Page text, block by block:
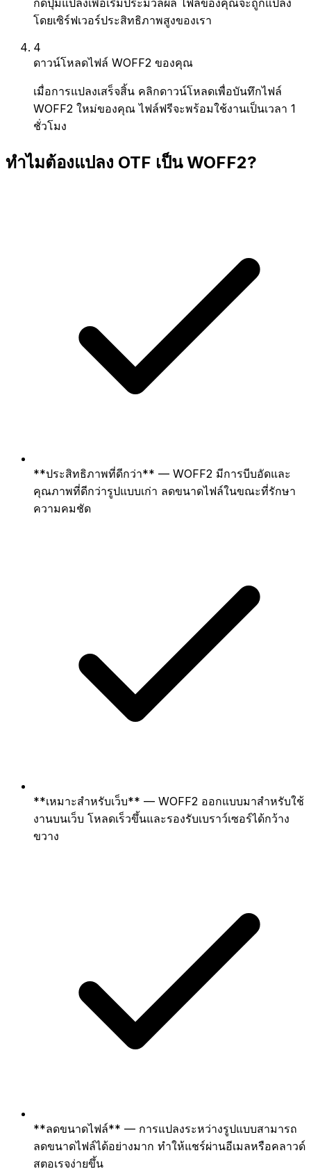
โดยเซิร์ฟเวอร์ประสิทธิภาพสูงของเรา
4
ดาวน์โหลดไฟล์ WOFF2 ของคุณ
เมื่อการแปลงเสร็จสิ้น คลิกดาวน์โหลดเพื่อบันทึกไฟล์
WOFF2 ใหม่ของคุณ ไฟล์ฟรีจะพร้อมใช้งานเป็นเวลา 1
ชั่วโมง
ทำไมต้องแปลง OTF เป็น WOFF2?
**ประสิทธิภาพที่ดีกว่า** — WOFF2 มีการบีบอัดและ
คุณภาพที่ดีกว่ารูปแบบเก่า ลดขนาดไฟล์ในขณะที่รักษา
ความคมชัด
**เหมาะสำหรับเว็บ** — WOFF2 ออกแบบมาสำหรับใช้
งานบนเว็บ โหลดเร็วขึ้นและรองรับเบราว์เซอร์ได้กว้าง
ขวาง
**ลดขนาดไฟล์** — การแปลงระหว่างรูปแบบสามารถ
ลดขนาดไฟล์ได้อย่างมาก ทำให้แชร์ผ่านอีเมลหรือคลาวด์
สตอเรจง่ายขึ้น